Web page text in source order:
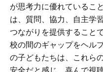
が思考力に優れているこ
は、質問、協力、自主学
つながりを提供すること
校の間のギャップをヘル
の子どもたちは、これら